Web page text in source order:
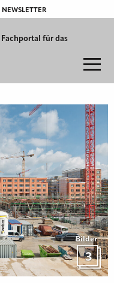
NEWSLETTER
Fachportal für das
Bilder
3